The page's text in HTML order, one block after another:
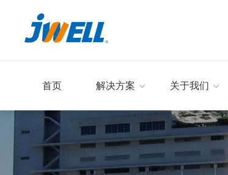
首页 解决方案 关于我们